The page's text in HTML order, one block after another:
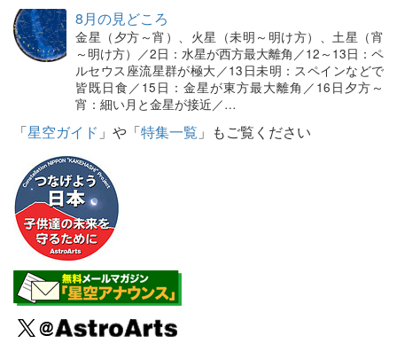
8月の見どころ
金星（夕方～宵）、火星（未明～明け方）、土星（宵
～明け方）／2日：水星が西方最大離角／12～13日：ペ
ルセウス座流星群が極大／13日未明：スペインなどで
皆既日食／15日：金星が東方最大離角／16日夕方～
宵：細い月と金星が接近／…
「星空ガイド 」や「特集一覧 」もご覧ください